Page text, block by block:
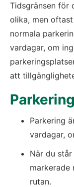
Tidsgränsen för
olika, men
normala
vardagar, om
att
Parkering
vardagar,
När du
markerade
rutan.